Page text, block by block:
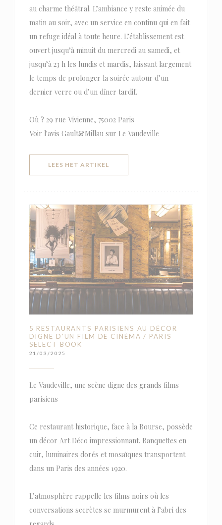
au charme théâtral. L’ambiance y reste animée du
matin au soir, avec un service en continu qui en fait
un refuge idéal à toute heure. L’établissement est
ouvert jusqu’à minuit du mercredi au samedi, et
jusqu’à 23 h les lundis et mardis, laissant largement
le temps de prolonger la soirée autour d’un
dernier verre ou d’un dîner tardif.
Où ? 29 rue Vivienne, 75002 Paris
Voir l'avis Gault&Millau sur Le Vaudeville
LEES HET ARTIKEL
5 RESTAURANTS PARISIENS AU DÉCOR
DIGNE D’UN FILM DE CINÉMA / PARIS
SELECT BOOK
21/03/2025
Le Vaudeville, une scène digne des grands films
parisiens
Ce restaurant historique, face à la Bourse, possède
un décor Art Déco impressionnant. Banquettes en
cuir, luminaires dorés et mosaïques transportent
dans un Paris des années 1920.
L’atmosphère rappelle les films noirs où les
conversations secrètes se murmurent à l’abri des